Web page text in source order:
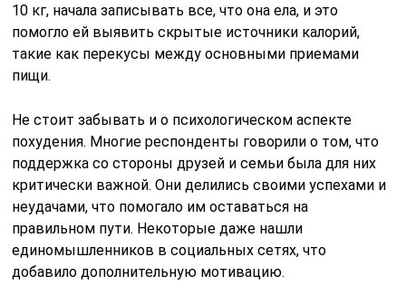
10 кг, начала записывать все, что она ела, и это
помогло ей выявить скрытые источники калорий,
такие как перекусы между основными приемами
пищи.
Не стоит забывать и о психологическом аспекте
похудения. Многие респонденты говорили о том, что
поддержка со стороны друзей и семьи была для них
критически важной. Они делились своими успехами и
неудачами, что помогало им оставаться на
правильном пути. Некоторые даже нашли
единомышленников в социальных сетях, что
добавило дополнительную мотивацию.